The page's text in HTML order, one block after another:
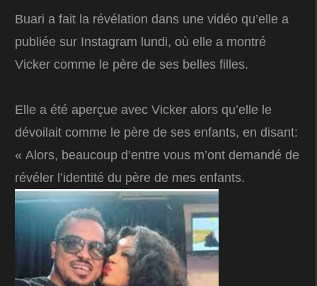
Buari a fait la révélation dans une vidéo qu’elle a
publiée sur Instagram lundi, où elle a montré
Vicker comme le père de ses belles filles.
Elle a été aperçue avec Vicker alors qu’elle le
dévoilait comme le père de ses enfants, en disant:
« Alors, beaucoup d’entre vous m’ont demandé de
révéler l’identité du père de mes enfants.